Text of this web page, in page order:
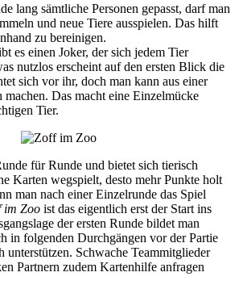
lang sämtliche Personen gepasst, darf man
und neue Tiere ausspielen. Das hilft
zu bereinigen.
es einen Joker, der sich jedem Tier
nutzlos erscheint auf den ersten Blick die
sich vor ihr, doch man kann aus einer
Das macht eine Einzelmücke
Tier.
für Runde und bietet sich tierisch
Karten wegspielt, desto mehr Punkte holt
man nach einer Einzelrunde das Spiel
im Zoo ist das eigentlich erst der Start ins
der ersten Runde bildet man
in folgenden Durchgängen vor der Partie
unterstützen. Schwache Teammitglieder
Partnern zudem Kartenhilfe anfragen